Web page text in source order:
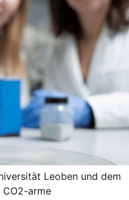
Leoben und dem
CO2-arme